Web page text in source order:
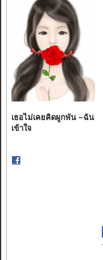
เธอไม่เคยคิดผูกพัน ~ฉัน
เข้าใจ